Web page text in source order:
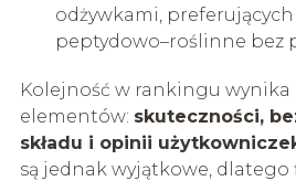
odżywkami, preferujących
peptydowo–roślinne bez
Kolejność w rankingu wynika
elementów: skuteczności,
składu i opinii
są jednak wyjątkowe,